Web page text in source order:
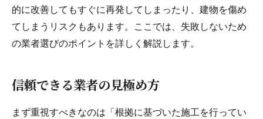
的に改善してもすぐに再発してしまったり、建物を傷め
てしまうリスクもあります。ここでは、失敗しないため
の業者選びのポイントを詳しく解説します。
信頼できる業者の見極め方
まず重視すべきなのは「根拠に基づいた施工を行ってい